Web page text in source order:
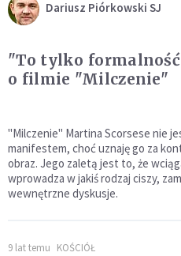
Dariusz Piórkowski SJ
"To tylko
o filmie "Milczenie"
"Milczenie" Martina Scorsese nie
manifestem, choć uznaję go za
obraz. Jego zaletą jest to, że
wprowadza w jakiś rodzaj ciszy,
wewnętrzne dyskusje.
9 lat temu KOŚCIÓŁ